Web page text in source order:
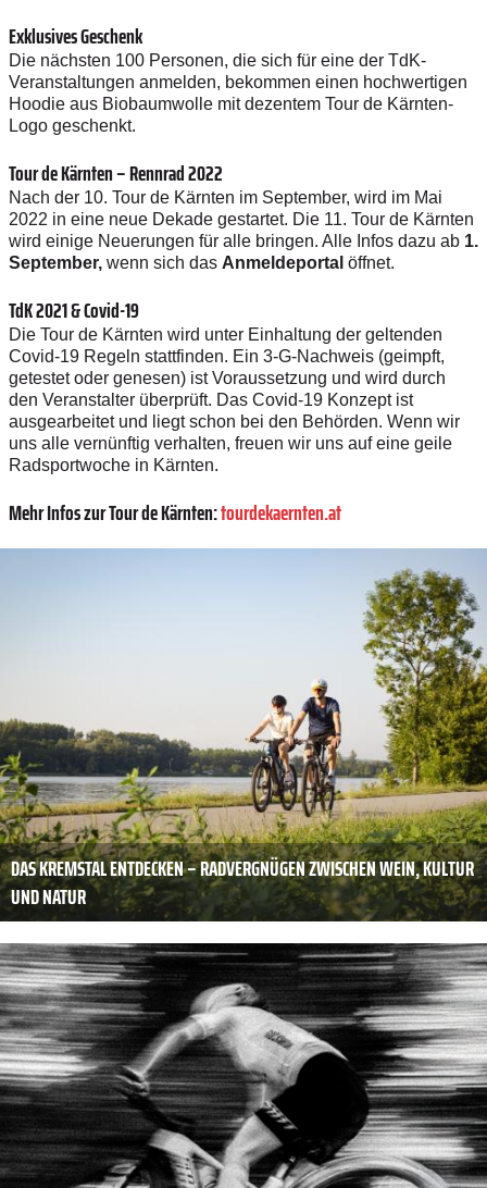
Exklusives Geschenk
Die nächsten 100 Personen, die sich für eine der TdK-
Veranstaltungen anmelden, bekommen einen hochwertigen
Hoodie aus Biobaumwolle mit dezentem Tour de Kärnten-
Logo geschenkt.
Tour de Kärnten – Rennrad 2022
Nach der 10. Tour de Kärnten im September, wird im Mai
2022 in eine neue Dekade gestartet. Die 11. Tour de Kärnten
wird einige Neuerungen für alle bringen. Alle Infos dazu ab 1.
September, wenn sich das Anmeldeportal öffnet.
TdK 2021 & Covid-19
Die Tour de Kärnten wird unter Einhaltung der geltenden
Covid-19 Regeln stattfinden. Ein 3-G-Nachweis (geimpft,
getestet oder genesen) ist Voraussetzung und wird durch
den Veranstalter überprüft. Das Covid-19 Konzept ist
ausgearbeitet und liegt schon bei den Behörden. Wenn wir
uns alle vernünftig verhalten, freuen wir uns auf eine geile
Radsportwoche in Kärnten.
Mehr Infos zur Tour de Kärnten:tourdekaernten.at
DAS KREMSTAL ENTDECKEN – RADVERGNÜGEN ZWISCHEN WEIN, KULTUR
UND NATUR